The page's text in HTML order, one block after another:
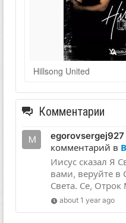
Hillsong United
Комментарии
egorovsergej927
комментарий в
Иисус сказал Я
вами, веруйте в
Света. Се,
about 1 year ago